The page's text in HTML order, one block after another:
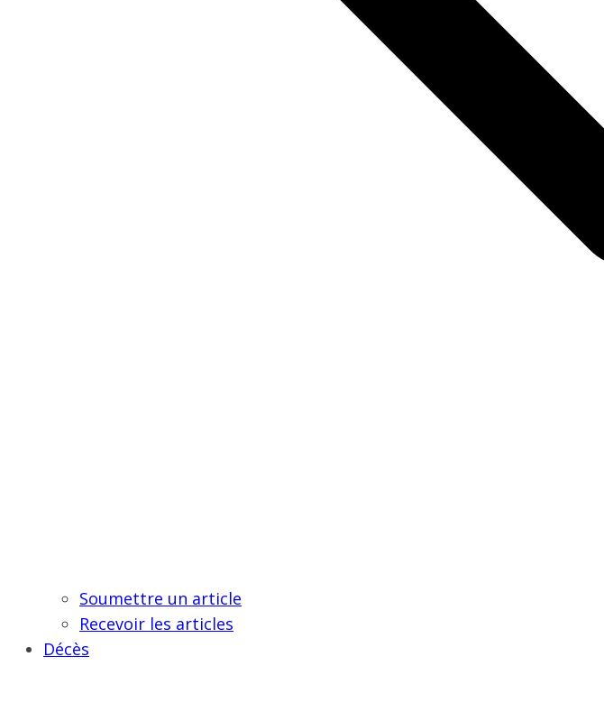
Soumettre un article
Recevoir les articles
Décès